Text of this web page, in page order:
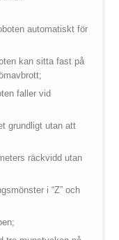
automatiskt för
kan sitta fast på
faller vid
grundligt utan att
räckvidd utan
i “Z” och